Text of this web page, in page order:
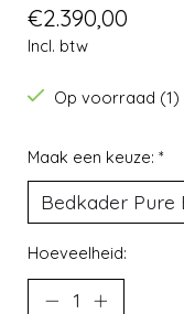
€2.390,00
Incl. btw
Op voorraad (1)
Maak een keuze:*
Hoeveelheid: